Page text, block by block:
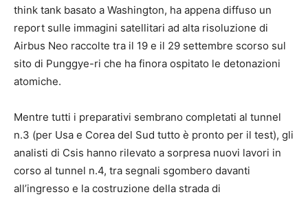
think tank basato a Washington, ha appena diffuso un
report sulle immagini satellitari ad alta risoluzione di
Airbus Neo raccolte tra il 19 e il 29 settembre scorso sul
sito di Punggye-ri che ha finora ospitato le detonazioni
atomiche.
Mentre tutti i preparativi sembrano completati al tunnel
n.3 (per Usa e Corea del Sud tutto è pronto per il test), gli
analisti di Csis hanno rilevato a sorpresa nuovi lavori in
corso al tunnel n.4, tra segnali sgombero davanti
all’ingresso e la costruzione della strada di